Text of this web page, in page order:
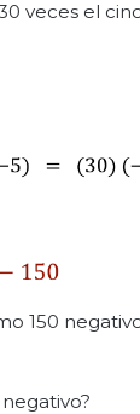
veces el
150